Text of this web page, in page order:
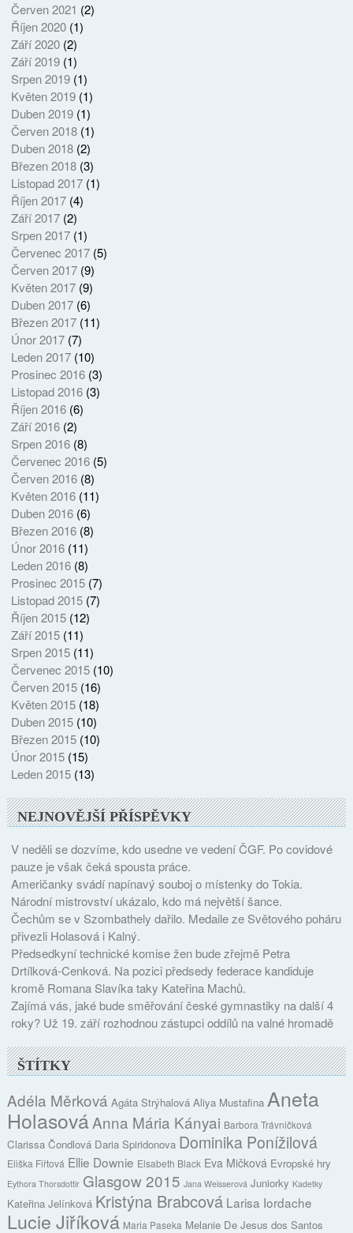
Červen 2021 (2)
Říjen 2020(1)
Září 2020(2)
Září 2019(1)
Srpen 2019(1)
Květen 2019(1)
Duben 2019(1)
Červen 2018(1)
Duben 2018(2)
Březen 2018(3)
Listopad 2017(1)
Říjen 2017(4)
Září 2017(2)
Srpen 2017(1)
Červenec 2017(5)
Červen 2017(9)
Květen 2017(9)
Duben 2017(6)
Březen 2017(11)
Únor 2017(7)
Leden 2017(10)
Prosinec 2016(3)
Listopad 2016(3)
Říjen 2016(6)
Září 2016(2)
Srpen 2016(8)
Červenec 2016(5)
Červen 2016(8)
Květen 2016(11)
Duben 2016(6)
Březen 2016(8)
Únor 2016(11)
Leden 2016(8)
Prosinec 2015(7)
Listopad 2015(7)
Říjen 2015(12)
Září 2015(11)
Srpen 2015(11)
Červenec 2015(10)
Červen 2015(16)
Květen 2015(18)
Duben 2015(10)
Březen 2015(10)
Únor 2015(15)
Leden 2015(13)
NEJNOVĚJŠÍ PŘÍSPĚVKY
V neděli se dozvíme, kdo usedne ve vedení ČGF. Po covidové
pauze je však čeká spousta práce.
Američanky svádí napínavý souboj o místenky do Tokia.
Národní mistrovství ukázalo, kdo má největší šance.
Čechům se v Szombathely dařilo. Medaile ze Světového poháru
přivezli Holasová i Kalný.
Předsedkyní technické komise žen bude zřejmě Petra
Drtílková-Cenková. Na pozici předsedy federace kandiduje
kromě Romana Slavíka taky Kateřina Machů.
Zajímá vás, jaké bude směřování české gymnastiky na další 4
roky? Už 19. září rozhodnou zástupci oddílů na valné hromadě
ŠTÍTKY
Adéla Měrková Agáta Strýhalová Aliya Mustafina Aneta
HolasováAnna Mária Kányai Barbora Trávničková
Clarissa Čondlová Daria Spiridonova Dominika Ponížilová
Eliška Fiřtová Ellie Downie Elsabeth Black Eva Mičková Evropské hry
Eythora Thorsdottir Glasgow 2015 Jana Weisserová Juniorky Kadetky
Kateřina Jelínková Kristýna Brabcová Larisa Iordache
Lucie Jiříková Maria Paseka Melanie De Jesus dos Santos